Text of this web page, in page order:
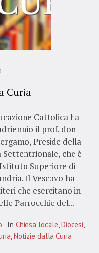
Curia
Cattolica ha
il prof. don
Preside della
Settentrionale, che è
Superiore di
Il Vescovo ha
che esercitano in
Parrocchie del...
In Chiesa locale Diocesi
Notizie dalla Curia